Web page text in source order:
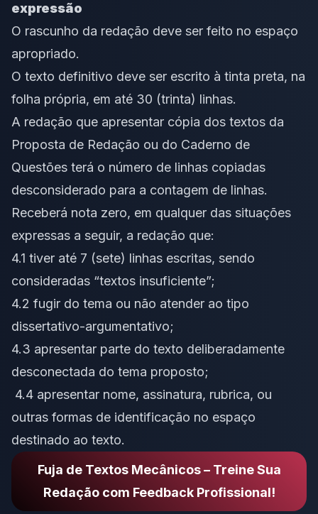
expressão
O rascunho da redação deve ser feito no espaço
apropriado.
O texto definitivo deve ser escrito à tinta preta, na
folha própria, em até 30 (trinta) linhas.
A redação que apresentar cópia dos textos da
Proposta de Redação ou do Caderno de
Questões terá o número de linhas copiadas
desconsiderado para a contagem de linhas.
Receberá nota zero, em qualquer das situações
expressas a seguir, a redação que:
4.1 tiver até 7 (sete) linhas escritas, sendo
consideradas “textos insuficiente”;
4.2 fugir do tema ou não atender ao tipo
dissertativo-argumentativo;
4.3 apresentar parte do texto deliberadamente
desconectada do tema proposto;
4.4 apresentar nome, assinatura, rubrica, ou
outras formas de identificação no espaço
destinado ao texto.
Fuja de Textos Mecânicos – Treine Sua
Redação com Feedback Profissional!